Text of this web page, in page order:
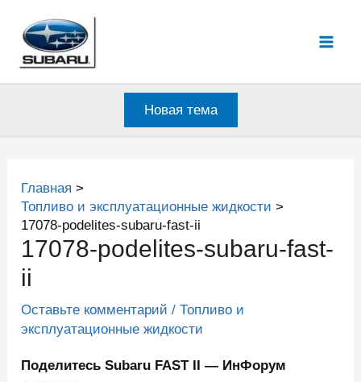
содержимому
Новая тема
Главная
Топливо и эксплуатационные жидкости
17078-podelites-subaru-fast-ii
17078-podelites-subaru-fast-
ii
Оставьте комментарий /Топливо и
эксплуатационные жидкости
Поделитесь Subaru FAST II — ИнФорум